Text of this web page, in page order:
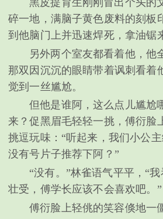
碎一地，满脑子黄色废料的刻板
到他脑门上并迅速焊死，拿油锯
另外两个室友都看着他，他
那双因沉沉的眼睛带着讽刺看着
觉到一丝尴尬。
但他是谁阿，这么点儿尴尬
来？促黑眉毛轻轻一挑，傅衍脸
挑逗玩味：“听起来，我们小公
没有号片子推荐下阿？”
“没有。”林雀语气平平，“
壮受，傅学长应该不会喜欢吧。”
傅衍脸上轻佻的笑容倏地一